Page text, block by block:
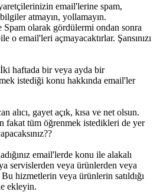
email'lerine spam,
atmayın, yollamayın.
olarak gördülermi ondan sonra
o email'leri açmayacaktırlar. Şansınızı
haftada bir veya ayda bir
istediği konu hakkında email'ler
alıcı, gayet açık, kısa ve net olsun.
fakat tüm öğrenmek istedikleri de yer
email'lerde konu ile alakalı
servislerden veya ürünlerden veya
hizmetlerin veya ürünlerin satıldığı
ekleyin.